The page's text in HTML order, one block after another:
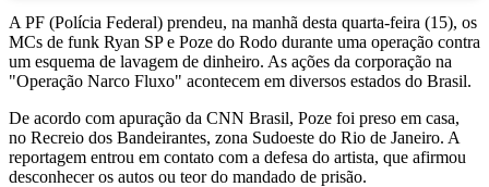
A PF (Polícia Federal) prendeu, na manhã desta quarta-feira (15), os
MCs de funk Ryan SP e Poze do Rodo durante uma operação contra
um esquema de lavagem de dinheiro. As ações da corporação na
"Operação Narco Fluxo" acontecem em diversos estados do Brasil.
De acordo com apuração da CNN Brasil, Poze foi preso em casa,
no Recreio dos Bandeirantes, zona Sudoeste do Rio de Janeiro. A
reportagem entrou em contato com a defesa do artista, que afirmou
desconhecer os autos ou teor do mandado de prisão.